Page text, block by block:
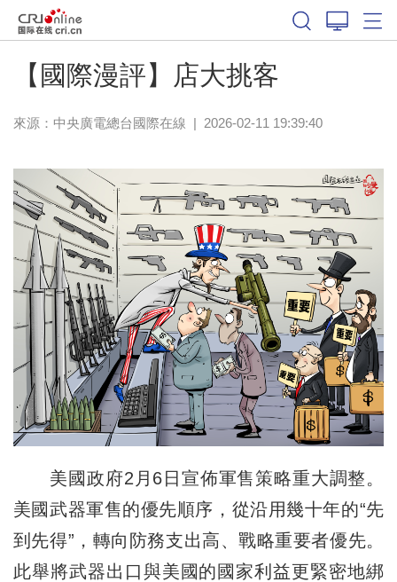
【國際漫評】店大挑客
來源：中央廣電總台國際在線 | 2026-02-11 19:39:40
美國政府2月6日宣佈軍售策略重大調整。
美國武器軍售的優先順序，從沿用幾十年的“先
到先得”，轉向防務支出高、戰略重要者優先。
此舉將武器出口與美國的國家利益更緊密地綁